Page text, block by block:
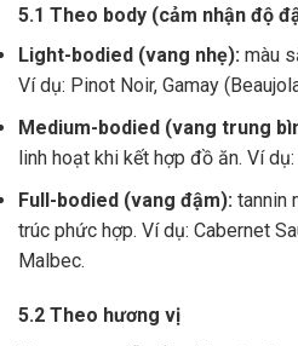
5.1 Theo body (cảm nhận độ
Light-bodied (vang nhẹ): màu
Ví dụ: Pinot Noir, Gamay
Medium-bodied (vang trung
linh hoạt khi kết hợp đồ ăn. Ví
Full-bodied (vang đậm): tannin
trúc phức hợp. Ví dụ: Cabernet
Malbec.
5.2 Theo hương vị